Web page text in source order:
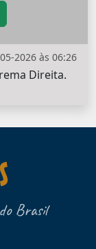
2026 às 06:26
Direita.
Brasil